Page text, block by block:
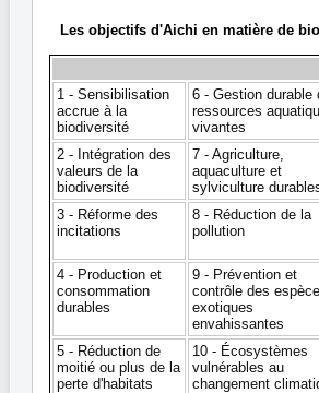
Les objectifs d'Aichi en matière de
1 - Sensibilisation
accrue à la
biodiversité
6 - Gestion durable
ressources
vivantes
2 - Intégration des
valeurs de la
biodiversité
7 - Agriculture,
aquaculture et
sylviculture
3 - Réforme des
incitations
8 - Réduction de la
pollution
4 - Production et
consommation
durables
9 - Prévention et
contrôle des
exotiques
envahissantes
5 - Réduction de
moitié ou plus de la
perte d'habitats
10 - Écosystèmes
vulnérables au
changement